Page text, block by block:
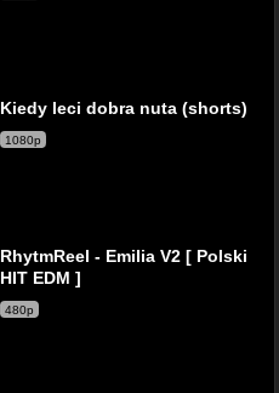
Kiedy leci dobra nuta (shorts)
1080p
RhytmReel - Emilia V2 [ Polski
HIT EDM ]
480p